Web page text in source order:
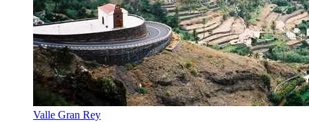
Valle Gran Rey